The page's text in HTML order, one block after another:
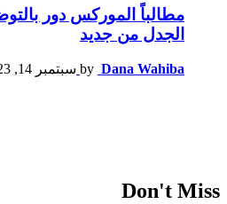
مطالباً الموركس دور
الجدل من جديد
by Dana Wahiba سبتمبر 14, 2023, 2:47 م
Don't Miss